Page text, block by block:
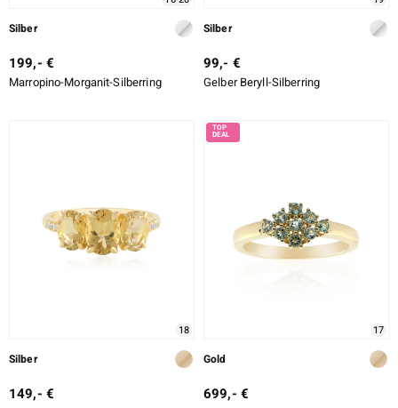
Silber
199,- €
Marropino-Morganit-Silberring
Silber
99,- €
Gelber Beryll-Silberring
18
Silber
149,- €
17
Gold
699,- €